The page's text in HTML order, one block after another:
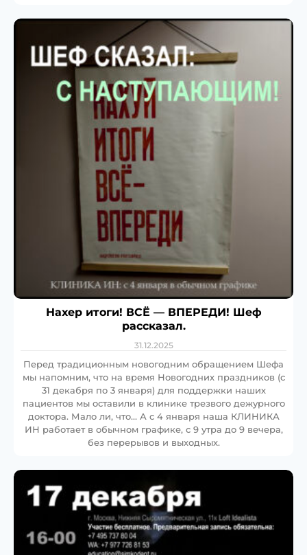
Нахер итоги! ВСЁ — ВПЕРЕДИ! Шеф
рассказал.
31.12.2025
Перед традиционным новогодним обращением Шефа
мы напомним, что на время Новогодних праздников (с
31 декабря по 3 января) для поддержки наших
пациентов мы оставили в клинике трезвого дежурного
доктора. Мало ли, что… А с 4 января наша КЛИНИКА
ИН работает в обычном графике, с 9 утра до 9 вечера,
без перерывов и выходных.